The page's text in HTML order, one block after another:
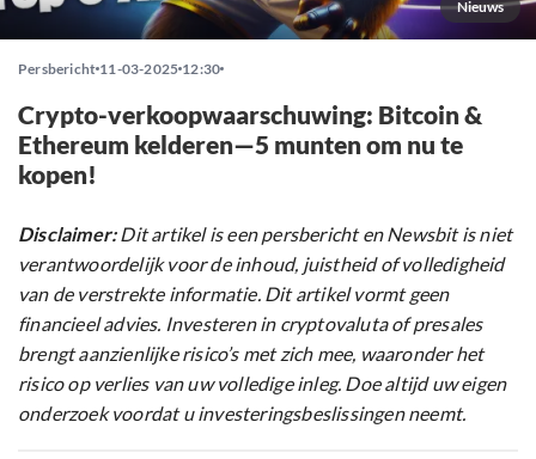
Nieuws
Persbericht 11-03-2025 12:30
Crypto-verkoopwaarschuwing: Bitcoin &
Ethereum kelderen—5 munten om nu te
kopen!
Disclaimer:Dit artikel is een persbericht en Newsbit is niet
verantwoordelijk voor de inhoud, juistheid of volledigheid
van de verstrekte informatie. Dit artikel vormt geen
financieel advies. Investeren in cryptovaluta of presales
brengt aanzienlijke risico’s met zich mee, waaronder het
risico op verlies van uw volledige inleg. Doe altijd uw eigen
onderzoek voordat u investeringsbeslissingen neemt.